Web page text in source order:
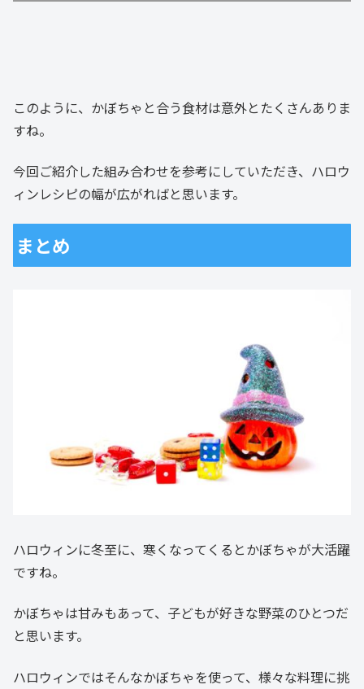
このように、かぼちゃと合う食材は意外とたくさんありま
すね。
今回ご紹介した組み合わせを参考にしていただき、ハロウ
ィンレシピの幅が広がればと思います。
まとめ
ハロウィンに冬至に、寒くなってくるとかぼちゃが大活躍
ですね。
かぼちゃは甘みもあって、子どもが好きな野菜のひとつだ
と思います。
ハロウィンではそんなかぼちゃを使って、様々な料理に挑